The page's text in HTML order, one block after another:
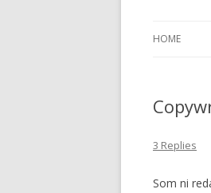
HOME
3 Replies
Som ni